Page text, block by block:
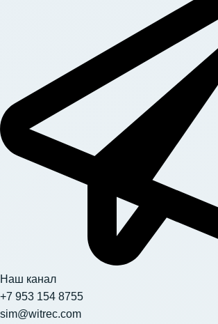
Наш канал
+7 953 154 8755
sim@witrec.com